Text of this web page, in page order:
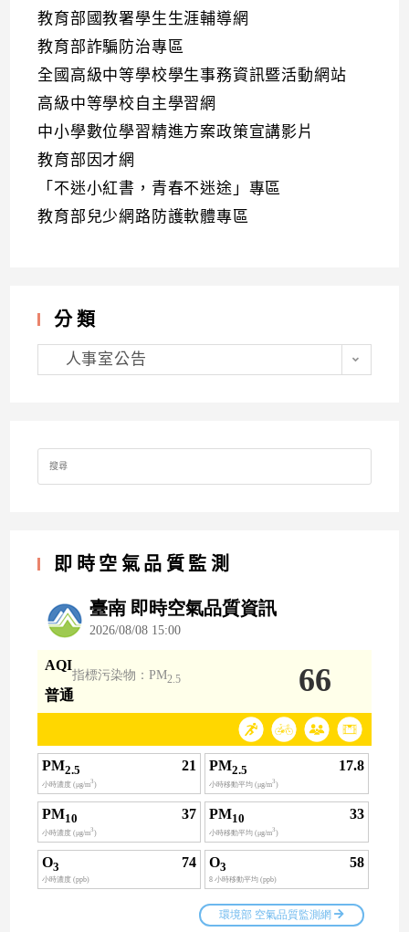
教育部國教署學生生涯輔導網
教育部詐騙防治專區
全國高級中等學校學生事務資訊暨活動網站
高級中等學校自主學習網
中小學數位學習精進方案政策宣講影片
教育部因才網
「不迷小紅書，青春不迷途」專區
教育部兒少網路防護軟體專區
分類
分
人事室公告
Search
for:
即時空氣品質監測